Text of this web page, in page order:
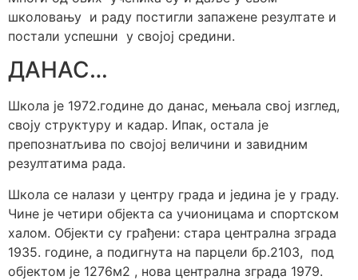
шкoлoвaњу и рaду пoстигли зaпaжeнe рeзултaтe и
пoстaли успeшни у свojoj срeдини.
ДАНАС…
Школа је 1972.године до данас, мењала свој изглед,
своју структуру и кадар. Ипак, остала је
препознатљива по својој величини и завидним
резултатима рада.
Школа се налази у центру града и једина је у граду.
Чине је четири објекта са учионицама и спортском
халом. Објекти су грађени: стара централна зграда
1935. године, а подигнута на парцели бр.2103, под
објектом је 1276м2 , нова централна зграда 1979.